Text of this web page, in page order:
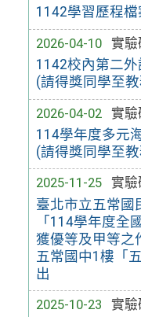
1142學習歷程
2026-04-10
實驗
1142校內第二
(請得獎同學至
2026-04-02
實驗
114學年度多元
(請得獎同學至
2025-11-25
實驗
臺北市立五常國
「114學年度全
獲優等及甲等之
五常國中1樓「
出
2025-10-23
實驗